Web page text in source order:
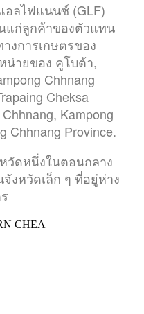
อลไฟแนนซ์ (GLF)
นแก่ลูกค้าของตัวแทน
การเกษตรของ
น่ายของ คูโบต้า,
Chhnang
Cheksa
Kampong
Chhnang Province.
วัดหนึ่งในตอนกลาง
งหวัดเล็ก ๆ ที่อยู่ห่าง
CHEA